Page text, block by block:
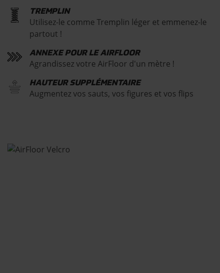
TREMPLIN
Utilisez-le comme Tremplin léger et emmenez-le
partout !
ANNEXE POUR LE AIRFLOOR
Agrandissez votre AirFloor d'un mètre !
HAUTEUR SUPPLÉMENTAIRE
Augmentez vos sauts, vos figures et vos flips